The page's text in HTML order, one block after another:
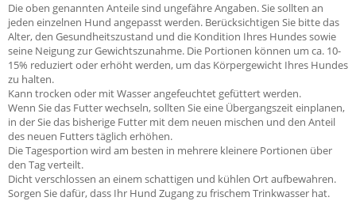
Die oben genannten Anteile sind ungefähre Angaben. Sie sollten an
jeden einzelnen Hund angepasst werden. Berücksichtigen Sie bitte das
Alter, den Gesundheitszustand und die Kondition Ihres Hundes sowie
seine Neigung zur Gewichtszunahme. Die Portionen können um ca. 10-
15% reduziert oder erhöht werden, um das Körpergewicht Ihres Hundes
zu halten.
Kann trocken oder mit Wasser angefeuchtet gefüttert werden.
Wenn Sie das Futter wechseln, sollten Sie eine Übergangszeit einplanen,
in der Sie das bisherige Futter mit dem neuen mischen und den Anteil
des neuen Futters täglich erhöhen.
Die Tagesportion wird am besten in mehrere kleinere Portionen über
den Tag verteilt.
Dicht verschlossen an einem schattigen und kühlen Ort aufbewahren.
Sorgen Sie dafür, dass Ihr Hund Zugang zu frischem Trinkwasser hat.